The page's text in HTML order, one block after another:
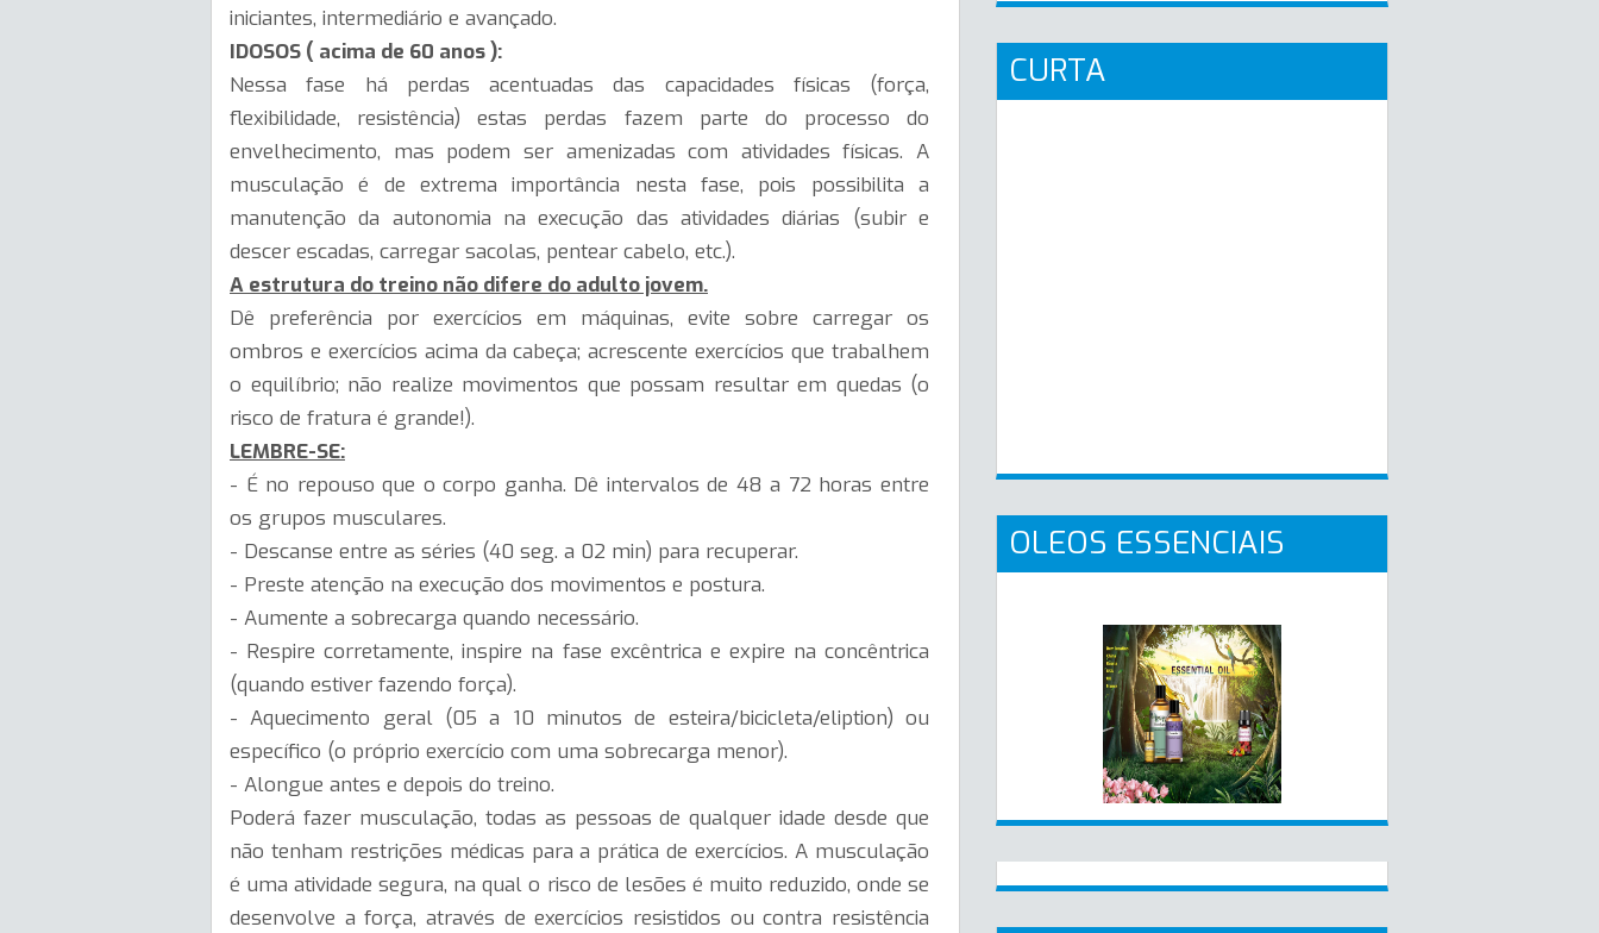
iniciantes, intermediário e avançado.
IDOSOS ( acima de 60 anos ):
Nessa fase há perdas acentuadas das capacidades físicas (força,
flexibilidade, resistência) estas perdas fazem parte do processo do
envelhecimento, mas podem ser amenizadas com atividades físicas. A
musculação é de extrema importância nesta fase, pois possibilita a
manutenção da autonomia na execução das atividades diárias (subir e
descer escadas, carregar sacolas, pentear cabelo, etc.).
A estrutura do treino não difere do adulto jovem.
Dê preferência por exercícios em máquinas, evite sobre carregar os
ombros e exercícios acima da cabeça; acrescente exercícios que trabalhem
o equilíbrio; não realize movimentos que possam resultar em quedas (o
risco de fratura é grande!).
LEMBRE-SE:
- É no repouso que o corpo ganha. Dê intervalos de 48 a 72 horas entre
os grupos musculares.
- Descanse entre as séries (40 seg. a 02 min) para recuperar.
- Preste atenção na execução dos movimentos e postura.
- Aumente a sobrecarga quando necessário.
- Respire corretamente, inspire na fase excêntrica e expire na concêntrica
(quando estiver fazendo força).
- Aquecimento geral (05 a 10 minutos de esteira/bicicleta/eliption) ou
específico (o próprio exercício com uma sobrecarga menor).
- Alongue antes e depois do treino.
Poderá fazer musculação, todas as pessoas de qualquer idade desde que
não tenham restrições médicas para a prática de exercícios. A musculação
é uma atividade segura, na qual o risco de lesões é muito reduzido, onde se
desenvolve a força, através de exercícios resistidos ou contra resistência
CURTA
OLEOS ESSENCIAIS